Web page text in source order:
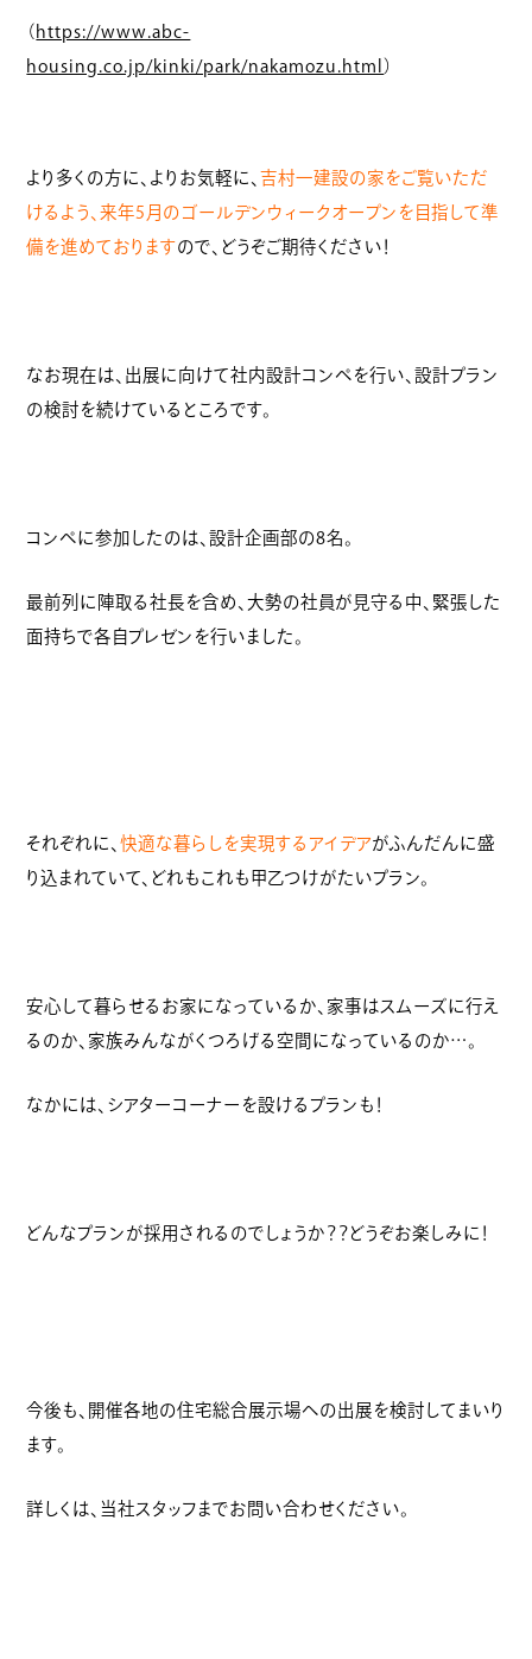
（ https://www.abc-
housing.co.jp/kinki/park/nakamozu.html ）
より多くの方に、よりお気軽に、吉村一建設の家をご覧いただ
けるよう、来年5月のゴールデンウィークオープンを目指して準
備を進めておりますので、どうぞご期待ください！
なお現在は、出展に向けて社内設計コンペを行い、設計プラン
の検討を続けているところです。
コンペに参加したのは、設計企画部の8名。
最前列に陣取る社長を含め、大勢の社員が見守る中、緊張した
面持ちで各自プレゼンを行いました。
それぞれに、快適な暮らしを実現するアイデアがふんだんに盛
り込まれていて、どれもこれも甲乙つけがたいプラン。
安心して暮らせるお家になっているか、家事はスムーズに行え
るのか、家族みんながくつろげる空間になっているのか…。
なかには、シアターコーナーを設けるプランも！
どんなプランが採用されるのでしょうか？？どうぞお楽しみに！
今後も、開催各地の住宅総合展示場への出展を検討してまいり
ます。
詳しくは、当社スタッフまでお問い合わせください。